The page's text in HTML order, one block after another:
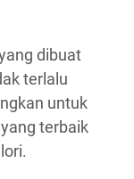
dibuat
terlalu
untuk
terbaik